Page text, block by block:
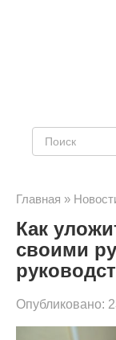
Главная »
Как
своими
Опубликовано: